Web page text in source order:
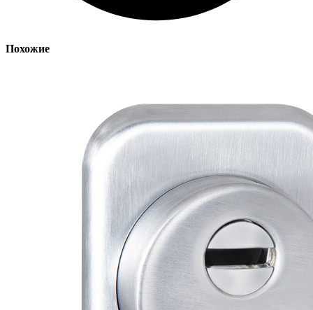
Похожие